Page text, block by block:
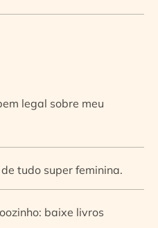
legal sobre meu
tudo super feminina.
baixe livros